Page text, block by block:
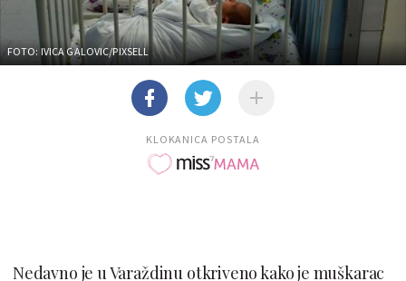
FOTO: IVICA GALOVIC/PIXSELL
KLOKANICA POSTALA
Nedavno je u Varaždinu otkriveno kako je muškarac